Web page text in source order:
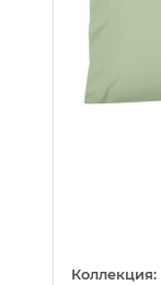
Коллекция: